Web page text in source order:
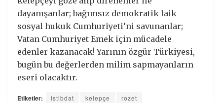
dayanışanlar; bağımsız demokratik laik
sosyal hukuk Cumhuriyeti’ni savunanlar;
Vatan Cumhuriyet Emek için mücadele
edenler kazanacak! Yarının özgür Türkiyesi,
bugün bu değerlerden milim sapmayanların
eseri olacaktır.
Etiketler: istibdat kelepçe rozet